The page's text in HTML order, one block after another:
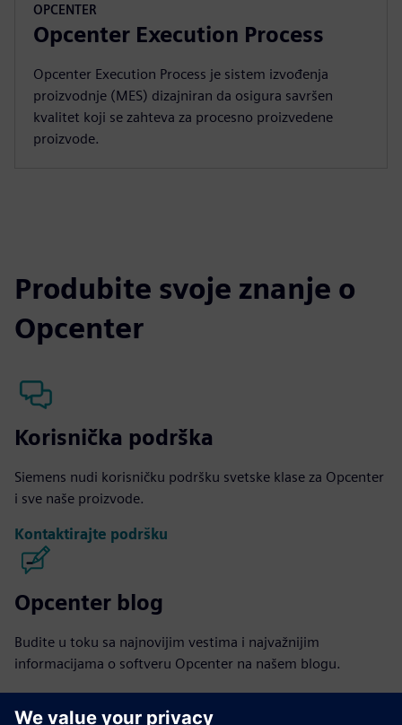
OPCENTER
Opcenter Execution Process
Opcenter Execution Process je sistem izvođenja
proizvodnje (MES) dizajniran da osigura savršen
kvalitet koji se zahteva za procesno proizvedene
proizvode.
Produbite svoje znanje o
Opcenter
Korisnička podrška
Siemens nudi korisničku podršku svetske klase za Opcenter
i sve naše proizvode.
Kontaktirajte podršku
Opcenter blog
Budite u toku sa najnovijim vestima i najvažnijim
informacijama o softveru Opcenter na našem blogu.